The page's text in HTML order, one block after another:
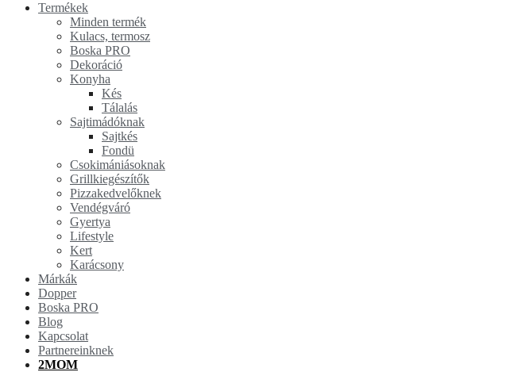
Termékek
Minden termék
Kulacs, termosz
Boska PRO
Dekoráció
Konyha
Kés
Tálalás
Sajtimádóknak
Sajtkés
Fondü
Csokimániásoknak
Grillkiegészítők
Pizzakedvelőknek
Vendégváró
Gyertya
Lifestyle
Kert
Karácsony
Márkák
Dopper
Boska PRO
Blog
Kapcsolat
Partnereinknek
2MOM